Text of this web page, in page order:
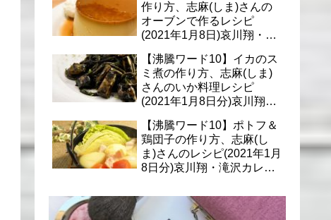
作り方、志麻(しま)さんの
オーブンで作るレシピ
(2021年1月8日)哀川翔・滝
理
【沸騰ワード10】イカのス
ミ煮の作り方、志麻(しま)
さんのいか料理レシピ
(2021年1月8日分)哀川翔・
【沸騰ワード10】ポトフ＆
鶏団子の作り方、志麻(し
ま)さんのレシピ(2021年1月
8日分)哀川翔・滝沢カレ